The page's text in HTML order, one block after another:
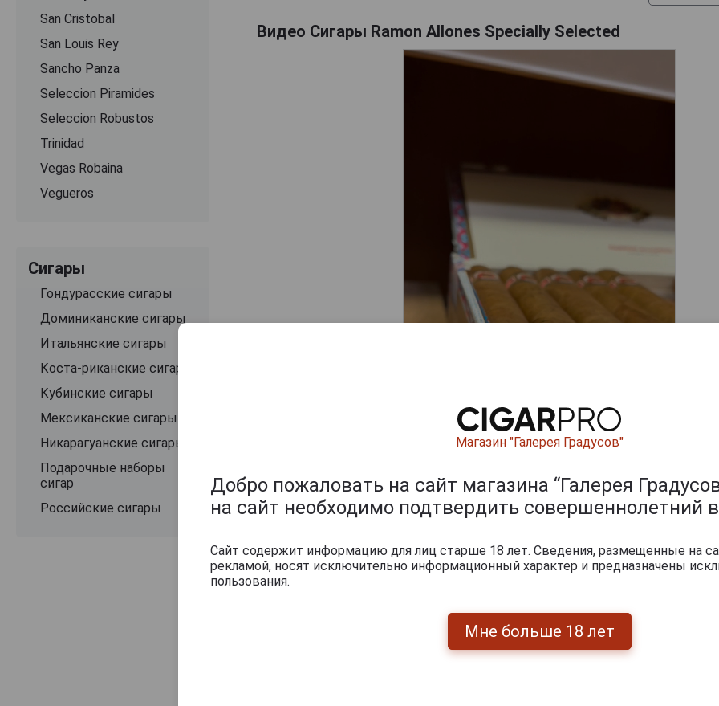
San Cristobal
San Louis Rey
Sancho Panza
Seleccion Piramides
Seleccion Robustos
Trinidad
Vegas Robaina
Vegueros
Сигары
Гондурасские сигары
Доминиканские сигары
Итальянские сигары
Коста-риканские сигары
Кубинские сигары
Мексиканские сигары
Никарагуанские сигары
Подарочные наборы
сигар
Российские сигары
Видео Сигары Ramon Allones Specially Selected
Оцените и напишите отзыв:
Магазин "Галерея Градусов"
Добро пожаловать на сайт магазина “Галерея
на сайт необходимо подтвердить совершеннолетний
Сайт содержит информацию для лиц старше 18 лет. Сведения, размещенные на
рекламой, носят исключительно информационный характер и предназначены
пользования.
Мне больше 18 лет